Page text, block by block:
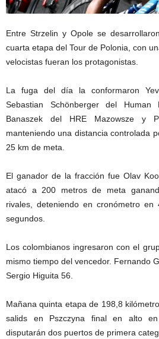
Entre Strzelin y Opole se
cuarta etapa del Tour de Polonia, con
velocistas fueran los protagonistas.
La fuga del día la conformaron
Sebastian Schönberger del Human
Banaszek del HRE Mazowsze y
manteniendo una distancia controlada
25 km de meta.
El ganador de la fracción fue Olav
atacó a 200 metros de meta
rivales, deteniendo en cronómetro
segundos.
Los colombianos ingresaron con el
mismo tiempo del vencedor. Fernando
Sergio Higuita 56.
Mañana quinta etapa de 198,8
salids en Pszczyna final en alto
disputarán dos puertos de primera